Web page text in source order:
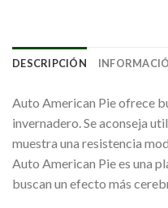
DESCRIPCIÓN
Auto American Pie ofrece
invernadero. Se aconseja
muestra una resistencia
Auto American Pie es una
buscan un efecto más